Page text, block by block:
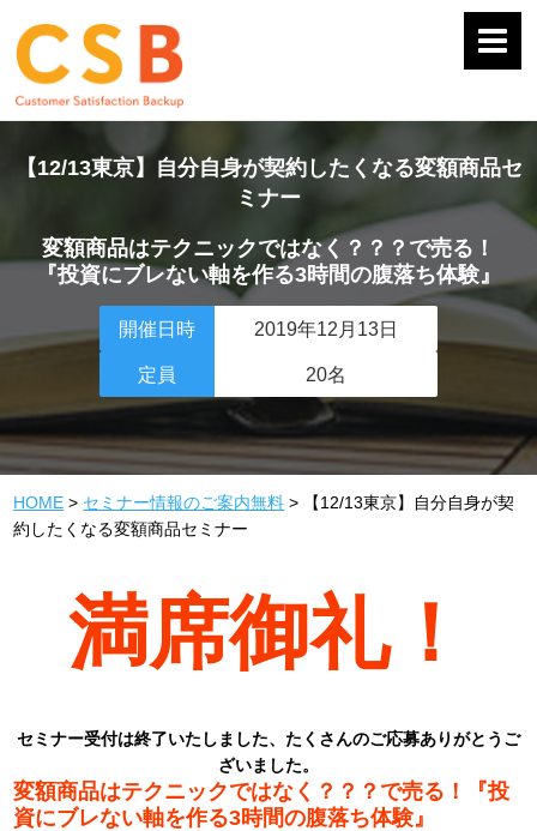
【12/13東京】自分自身が契約したくなる変額商品セ
ミナー
変額商品はテクニックではなく？？？で売る！
『投資にブレない軸を作る3時間の腹落ち体験』
開催日時 2019年12月13日
定員 20名
HOME > セミナー情報のご案内無料 >
【12/13東京】自分自身が契
約したくなる変額商品セミナー
満席御礼！
セミナー受付は終了いたしました、たくさんのご応募ありがとうご
ざいました。
変額商品はテクニックではなく？？？で売る！『投
資にブレない軸を作る3時間の腹落ち体験』